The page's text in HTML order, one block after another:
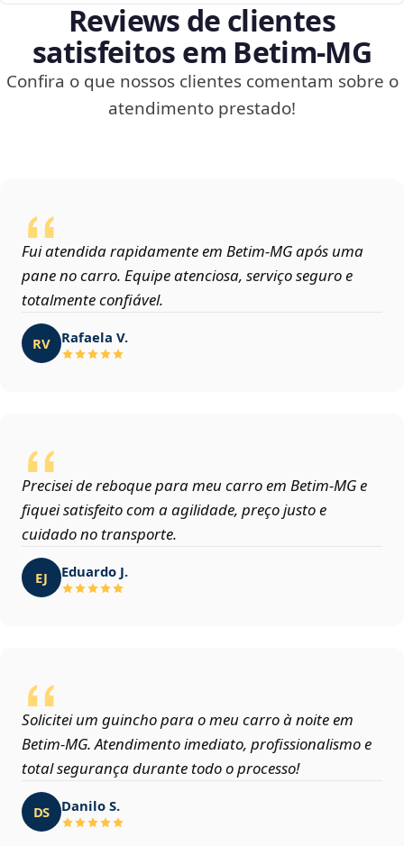
Reviews de clientes
satisfeitos em Betim‑MG
Confira o que nossos clientes comentam sobre o
atendimento prestado!
Fui atendida rapidamente em Betim‑MG após uma
pane no carro. Equipe atenciosa, serviço seguro e
totalmente confiável.
RV Rafaela V.
Precisei de reboque para meu carro em Betim‑MG e
fiquei satisfeito com a agilidade, preço justo e
cuidado no transporte.
EJ Eduardo J.
Solicitei um guincho para o meu carro à noite em
Betim‑MG. Atendimento imediato, profissionalismo e
total segurança durante todo o processo!
DS Danilo S.